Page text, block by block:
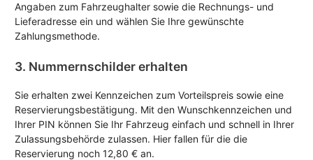
Angaben zum Fahrzeughalter sowie die Rechnungs- und
Lieferadresse ein und wählen Sie Ihre gewünschte
Zahlungsmethode.
3. Nummernschilder erhalten
Sie erhalten zwei Kennzeichen zum Vorteilspreis sowie eine
Reservierungsbestätigung. Mit den Wunschkennzeichen und
Ihrer PIN können Sie Ihr Fahrzeug einfach und schnell in Ihrer
Zulassungsbehörde zulassen. Hier fallen für die die
Reservierung noch 12,80 € an.